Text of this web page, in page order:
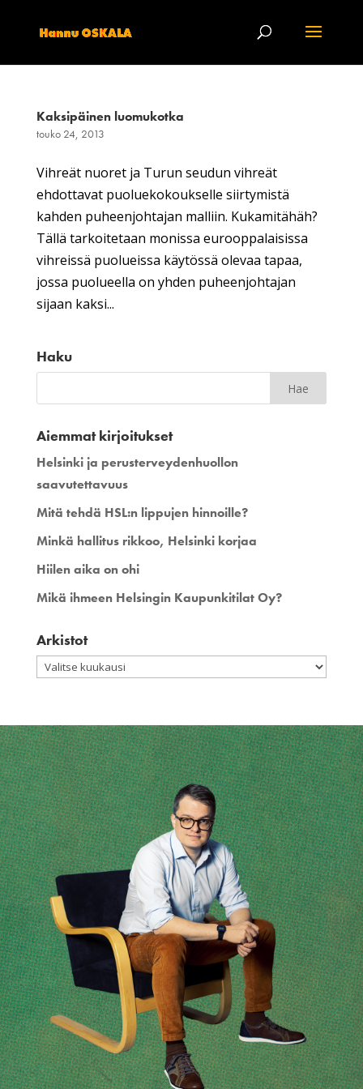
Kaksipäinen luomukotka
touko 24, 2013
Vihreät nuoret ja Turun seudun vihreät
ehdottavat puoluekokoukselle siirtymistä
kahden puheenjohtajan malliin. Kukamitähäh?
Tällä tarkoitetaan monissa eurooppalaisissa
vihreissä puolueissa käytössä olevaa tapaa,
jossa puolueella on yhden puheenjohtajan
sijaan kaksi...
Haku
Aiemmat kirjoitukset
Helsinki ja perusterveydenhuollon
saavutettavuus
Mitä tehdä HSL:n lippujen hinnoille?
Minkä hallitus rikkoo, Helsinki korjaa
Hiilen aika on ohi
Mikä ihmeen Helsingin Kaupunkitilat Oy?
Arkistot
Arkistot